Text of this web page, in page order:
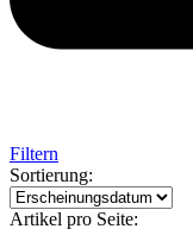
Filtern
Sortierung:
Artikel pro Seite: